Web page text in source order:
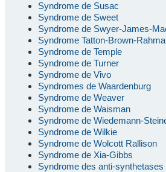
Syndrome de Susac
Syndrome de Sweet
Syndrome de Swyer-James-
Syndrome Tatton-Brown-
Syndrome de Temple
Syndrome de Turner
Syndrome de Vivo
Syndromes de Waardenburg
Syndrome de Weaver
Syndrome de Waisman
Syndrome de Wiedemann-
Syndrome de Wilkie
Syndrome de Wolcott Rallison
Syndrome de Xia-Gibbs
Syndrome des anti-synthetases